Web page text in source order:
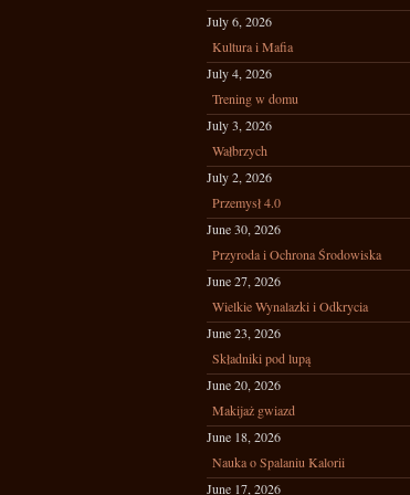
July 6, 2026
Kultura i Mafia
July 4, 2026
Trening w domu
July 3, 2026
Wałbrzych
July 2, 2026
Przemysł 4.0
June 30, 2026
Przyroda i Ochrona Środowiska
June 27, 2026
Wielkie Wynalazki i Odkrycia
June 23, 2026
Składniki pod lupą
June 20, 2026
Makijaż gwiazd
June 18, 2026
Nauka o Spalaniu Kalorii
June 17, 2026